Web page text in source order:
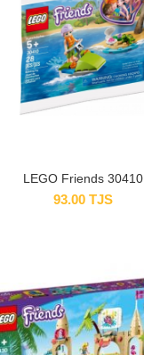
LEGO Friends 30410
93.00 TJS